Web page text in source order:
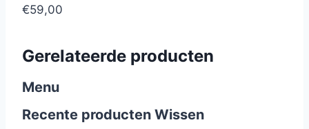
€59,00
Gerelateerde producten
Menu
Recente producten Wissen